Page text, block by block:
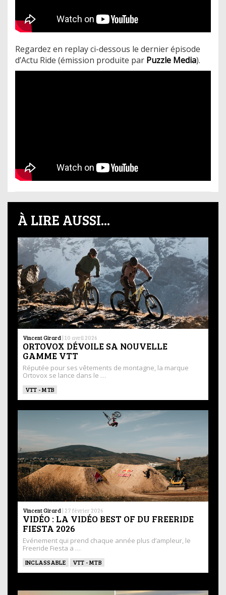
Regardez en replay ci-dessous le dernier épisode
d’Actu Ride (émission produite par Puzzle Media).
À LIRE AUSSI...
Vincent Girard | 10 avril 2026
ORTOVOX DÉVOILE SA NOUVELLE
GAMME VTT
Réputée pour ses vêtements de montagne, la marque
Ortovox se lance dans le …
VTT - MTB
Vincent Girard | 27 février 2026
VIDÉO : LA VIDÉO BEST OF DU FREERIDE
FIESTA 2026
Evénement qui prend chaque année plus d’ampleur, le
Freeride Fiesta a …
INCLASSABLE VTT - MTB